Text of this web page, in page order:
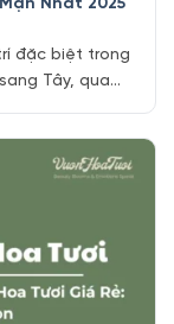
Nhất 2025
đặc biệt trong
Tây, qua
mang theo